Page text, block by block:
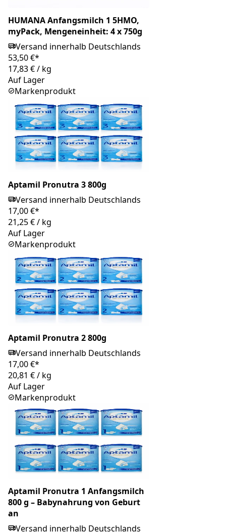
HUMANA Anfangsmilch 1 5HMO,
myPack, Mengeneinheit: 4 x 750g
Versand innerhalb Deutschlands
53,50 €*
17,83 €/ kg
Auf Lager
Markenprodukt
Aptamil Pronutra 3 800g
Versand innerhalb Deutschlands
17,00 €*
21,25 €/ kg
Auf Lager
Markenprodukt
Aptamil Pronutra 2 800g
Versand innerhalb Deutschlands
17,00 €*
20,81 €/ kg
Auf Lager
Markenprodukt
Aptamil Pronutra 1 Anfangsmilch
800 g – Babynahrung von Geburt
an
Versand innerhalb Deutschlands